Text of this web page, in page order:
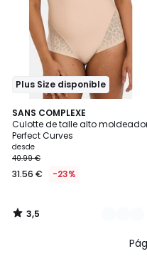
Plus Size disponible
SANS COMPLEXE
Culotte de talle alto
Perfect Curves
desde
40.99 €
31.56 € -23%
3,5
/ 5
2
Colores
3,5
/